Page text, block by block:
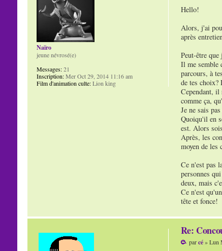
Hello!
Alors, j'ai
après
Peut-être
Il me semble
parcours, à
de tes choix?
Cependant, il
comme ça,
Je ne sais
Quoiqu'il en
est. Alors
Après, les
moyen de les
Ce n'est pas
personnes
deux, mais
Ce n'est
tête et fonce!
Naïro
jeune névrosé(e)
Messages:21
Inscription:Mer Oct 29, 2014 11:16 am
Film d'animation culte:Lion king
Re:
parcé» Lun